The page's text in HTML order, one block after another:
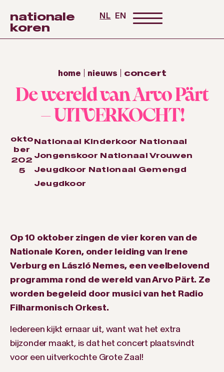
nationale
koren
NL EN
home nieuws concert
De wereld van Arvo Pärt
– UITVERKOCHT!
okto
ber
202
5
Nationaal Kinderkoor Nationaal
Jongenskoor Nationaal Vrouwen
Jeugdkoor Nationaal Gemengd
Jeugdkoor
Op 10 oktober zingen de vier koren van de
Nationale Koren, onder leiding van Irene
Verburg en László Nemes, een veelbelovend
programma rond de wereld van Arvo Pärt. Ze
worden begeleid door musici van het Radio
Filharmonisch Orkest.
Iedereen kijkt ernaar uit, want wat het extra
bijzonder maakt, is dat het concert plaatsvindt
voor een uitverkochte Grote Zaal!